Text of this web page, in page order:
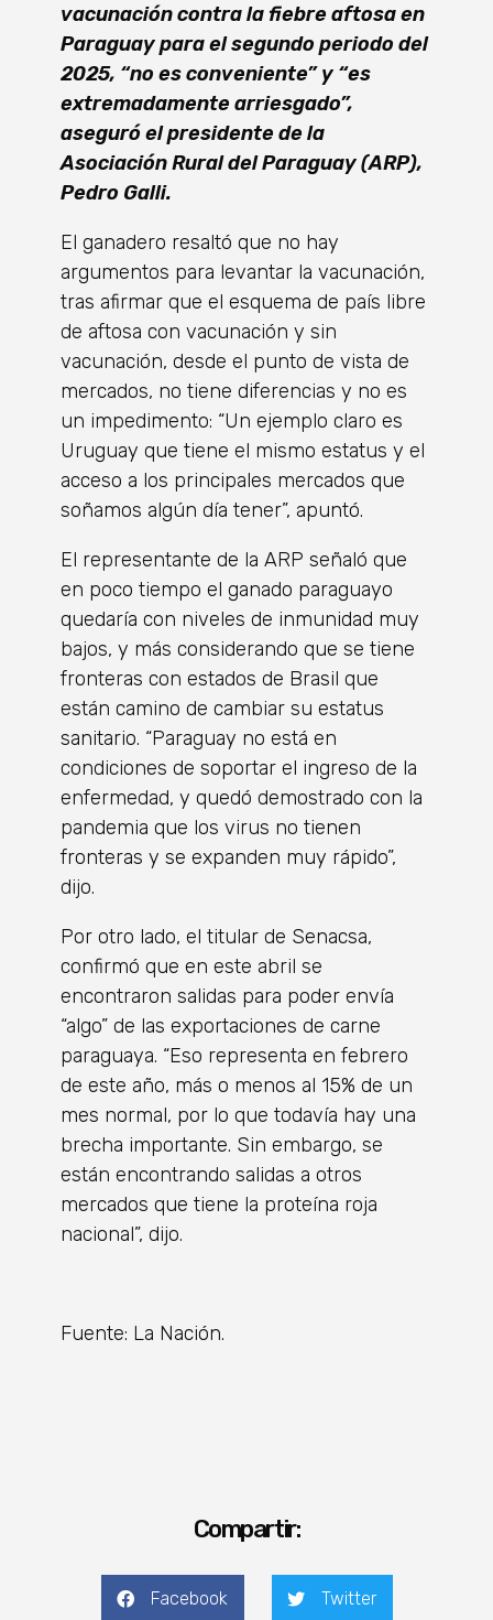
vacunación contra la fiebre aftosa en
Paraguay para el segundo periodo del
2025, “no es conveniente” y “es
extremadamente arriesgado”,
aseguró el presidente de la
Asociación Rural del Paraguay (ARP),
Pedro Galli.
El ganadero resaltó que no hay
argumentos para levantar la vacunación,
tras afirmar que el esquema de país libre
de aftosa con vacunación y sin
vacunación, desde el punto de vista de
mercados, no tiene diferencias y no es
un impedimento: “Un ejemplo claro es
Uruguay que tiene el mismo estatus y el
acceso a los principales mercados que
soñamos algún día tener”, apuntó.
El representante de la ARP señaló que
en poco tiempo el ganado paraguayo
quedaría con niveles de inmunidad muy
bajos, y más considerando que se tiene
fronteras con estados de Brasil que
están camino de cambiar su estatus
sanitario. “Paraguay no está en
condiciones de soportar el ingreso de la
enfermedad, y quedó demostrado con la
pandemia que los virus no tienen
fronteras y se expanden muy rápido”,
dijo.
Por otro lado, el titular de Senacsa,
confirmó que en este abril se
encontraron salidas para poder envía
“algo” de las exportaciones de carne
paraguaya. “Eso representa en febrero
de este año, más o menos al 15% de un
mes normal, por lo que todavía hay una
brecha importante. Sin embargo, se
están encontrando salidas a otros
mercados que tiene la proteína roja
nacional”, dijo.
Fuente: La Nación.
Compartir:
Facebook Twitter